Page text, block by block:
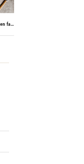
Hachis parmentier végétarien façon Lina